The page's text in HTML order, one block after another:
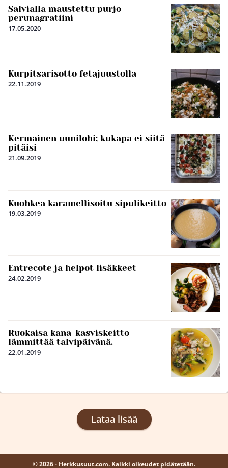
Salvialla maustettu purjo-
perunagratiini
17.05.2020
Kurpitsarisotto fetajuustolla
22.11.2019
Kermainen uunilohi; kukapa ei siitä
pitäisi
21.09.2019
Kuohkea karamellisoitu sipulikeitto
19.03.2019
Entrecote ja helpot lisäkkeet
24.02.2019
Ruokaisa kana-kasviskeitto
lämmittää talvipäivänä.
22.01.2019
Lataa lisää
© 2026 - Herkkusuut.com. Kaikki oikeudet pidätetään.